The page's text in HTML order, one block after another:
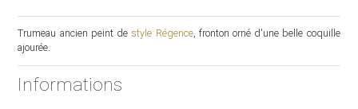
Trumeau ancien peint de style Régence, fronton orné d'une belle coquille
ajourée.
Informations